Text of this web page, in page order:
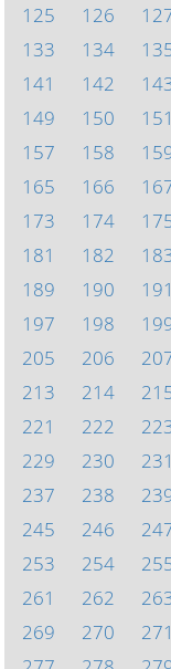
125
126
133
134
141
142
149
150 151
157
158
165
166
173
174
181
182
189
190 191
197
198
205
206
213
214
221
222
229
230 231
237
238
245
246
253
254
261
262
269
270 271